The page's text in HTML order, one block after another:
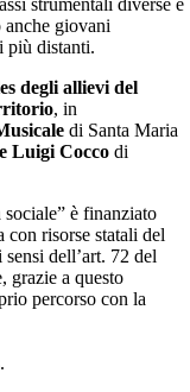
strumentali diverse e
giovani
più distanti.
degli allievi del
, in
di Santa Maria
Luigi Cocco di
è finanziato
risorse statali del
dell’art. 72 del
grazie a questo
percorso con la